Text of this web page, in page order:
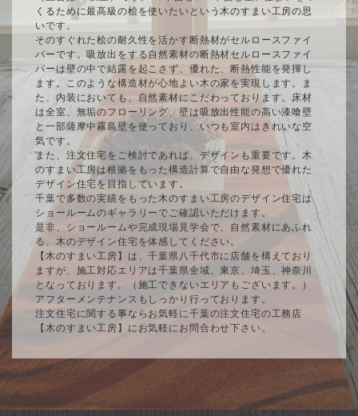
くるために最高級の桧を使いたいという木のすまい工房の思
いです。
そのすぐれた桧の耐久性を活かす断熱材がセルロースファイ
バーです。吸放出をする自然素材の断熱材セルロースファイ
バーは壁の中で結露を起こさず、優れた、断熱性能を発揮し
ます。このような構造材が心地よい木の家を実現します。ま
た、内装においても、自然素材にこだわっております。床材
は全室、無垢のフローリング、壁は吸放出性能の高い漆喰壁
と一部薩摩中霧島壁を使っており、いつも室内はきれいな空
気です。
また、注文住宅をご検討であれば、デザインも重要です。木
のすまい工房は根拠をもった構造計算で自由な発想で優れた
デザイン住宅を目指しています。
千葉で多数の実績をもった木のすまい工房のデザイン住宅は
ショールームのギャラリーでご確認いただけます。
是非、ショールームや完成現場見学会で、自然素材にあふれ
る、木のデザイン住宅を体感してください。
【木のすまい工房】は、千葉県八千代市に店舗を構えており
ますが、施工対応エリアは千葉県全域、東京、埼玉、神奈川
となっております。（施工できないエリアもございます。）
アフターメンテナンスもしっかり行っております。
注文住宅に関する事ならお気軽に千葉の注文住宅の工務店
【木のすまい工房】にお気軽にお問合わせ下さい。